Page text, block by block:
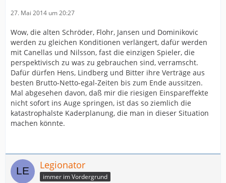
27. Mai 2014 um 20:27
Wow, die alten Schröder, Flohr, Jansen und Dominikovic
werden zu gleichen Konditionen verlängert, dafür werden
mit Canellas und Nilsson, fast die einzigen Spieler, die
perspektivisch zu was zu gebrauchen sind, verramscht.
Dafür dürfen Hens, Lindberg und Bitter ihre Verträge aus
besten Brutto-Netto-egal-Zeiten bis zum Ende aussitzen.
Mal abgesehen davon, daß mir die riesigen Einspareffekte
nicht sofort ins Auge springen, ist das so ziemlich die
katastrophalste Kaderplanung, die man in dieser Situation
machen könnte.
Legionator
immer im Vordergrund